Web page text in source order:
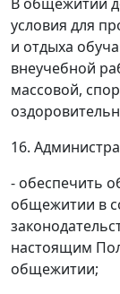
В общежитии
условия для
и отдыха
внеучебной
массовой,
16.
- обеспечить
общежитии в
настоящим
общежитии;